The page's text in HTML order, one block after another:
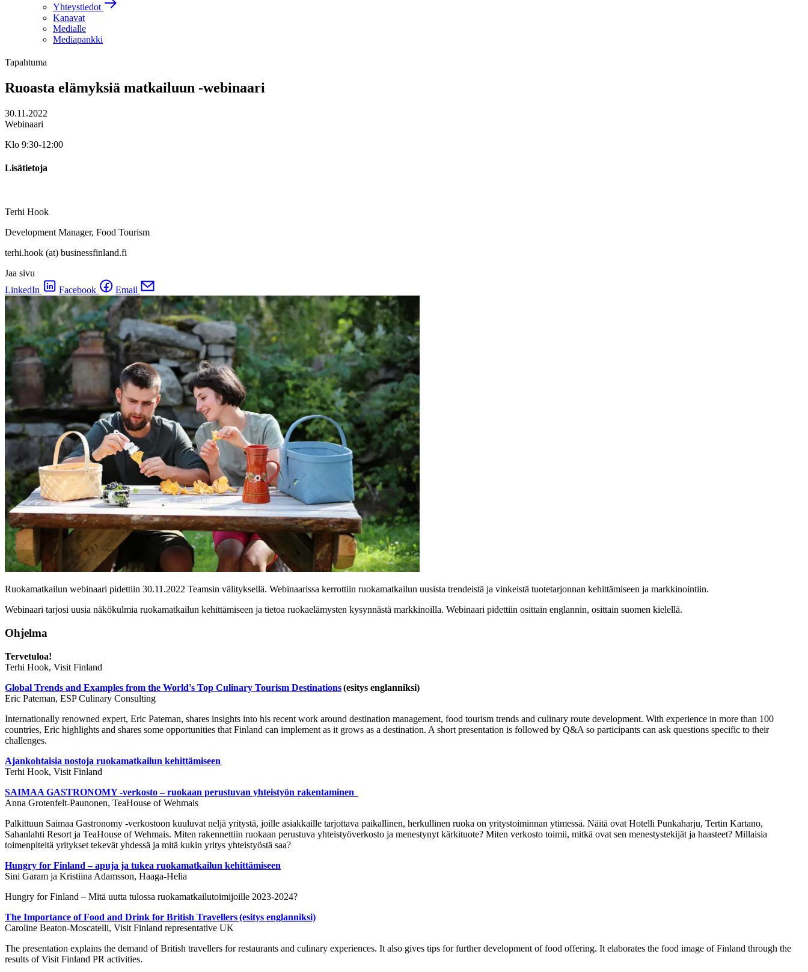
Yhteystiedot
Kanavat
Medialle
Mediapankki
Tapahtuma
Ruoasta elämyksiä matkailuun -webinaari
30.11.2022
Webinaari
Klo 9:30-12:00
Lisätietoja
Terhi Hook
Development Manager, Food Tourism
terhi.hook (at) businessfinland.fi
Jaa sivu
LinkedIn
Facebook Email
Ruokamatkailun webinaari pidettiin 30.11.2022 Teamsin välityksellä. Webinaarissa kerrottiin ruokamatkailun uusista trendeistä ja vinkeistä tuotetarjonnan kehittämiseen ja markkinointiin.
Webinaari tarjosi uusia näkökulmia ruokamatkailun kehittämiseen ja tietoa ruokaelämysten kysynnästä markkinoilla. Webinaari pidettiin osittain englannin, osittain suomen kielellä.
Ohjelma
Tervetuloa!
Terhi Hook, Visit Finland
Global Trends and Examples from the World's Top Culinary Tourism Destinations(esitys englanniksi)
Eric Pateman, ESP Culinary Consulting
Internationally renowned expert, Eric Pateman, shares insights into his recent work around destination management, food tourism trends and culinary route development. With experience in more than 100
countries, Eric highlights and shares some opportunities that Finland can implement as it grows as a destination. A short presentation is followed by Q&A so participants can ask questions specific to their
challenges.
Ajankohtaisia nostoja ruokamatkailun kehittämiseen
Terhi Hook, Visit Finland
SAIMAA GASTRONOMY -verkosto – ruokaan perustuvan yhteistyön rakentaminen
Anna Grotenfelt-Paunonen, TeaHouse of Wehmais
Palkittuun Saimaa Gastronomy -verkostoon kuuluvat neljä yritystä, joille asiakkaille tarjottava paikallinen, herkullinen ruoka on yritystoiminnan ytimessä. Näitä ovat Hotelli Punkaharju, Tertin Kartano,
Sahanlahti Resort ja TeaHouse of Wehmais. Miten rakennettiin ruokaan perustuva yhteistyöverkosto ja menestynyt kärkituote? Miten verkosto toimii, mitkä ovat sen menestystekijät ja haasteet? Millaisia
toimenpiteitä yritykset tekevät yhdessä ja mitä kukin yritys yhteistyöstä saa?
Hungry for Finland – apuja ja tukea ruokamatkailun kehittämiseen
Sini Garam ja Kristiina Adamsson, Haaga-Helia
Hungry for Finland – Mitä uutta tulossa ruokamatkailutoimijoille 2023-2024?
The Importance of Food and Drink for British Travellers(esitys englanniksi)
Caroline Beaton-Moscatelli, Visit Finland representative UK
The presentation explains the demand of British travellers for restaurants and culinary experiences. It also gives tips for further development of food offering. It elaborates the food image of Finland through the
results of Visit Finland PR activities.